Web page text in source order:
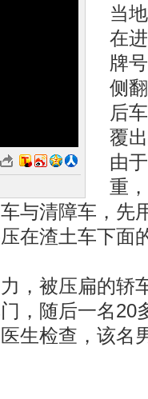
当
在
牌
侧
后
覆
由
重
与清障车，先
在渣土车下面
被压扁的轿
，随后一名20
生检查，该名